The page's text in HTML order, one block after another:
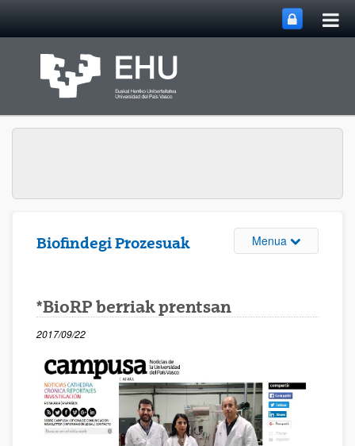
Biofindegi Prozesuak Menua
*BioRP berriak prentsan
2017/09/22
(Beste leiho bat zabalduko du)